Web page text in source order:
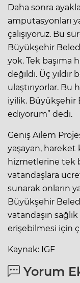
Daha sonra
amputasyonları
çalışıyoruz. Bu
Büyükşehir
yok. Tek
değildi. Üç yıldır
ulaştırıyorlar.
iyilik. Büyükşehir
ediyorum” dedi.
Geniş Ailem
yaşayan, hareket
hizmetlerine tek
vatandaşlara
sunarak onların
Büyükşehir
vatandaşın
erişebilmesi için
Kaynak: IGF
Yorum